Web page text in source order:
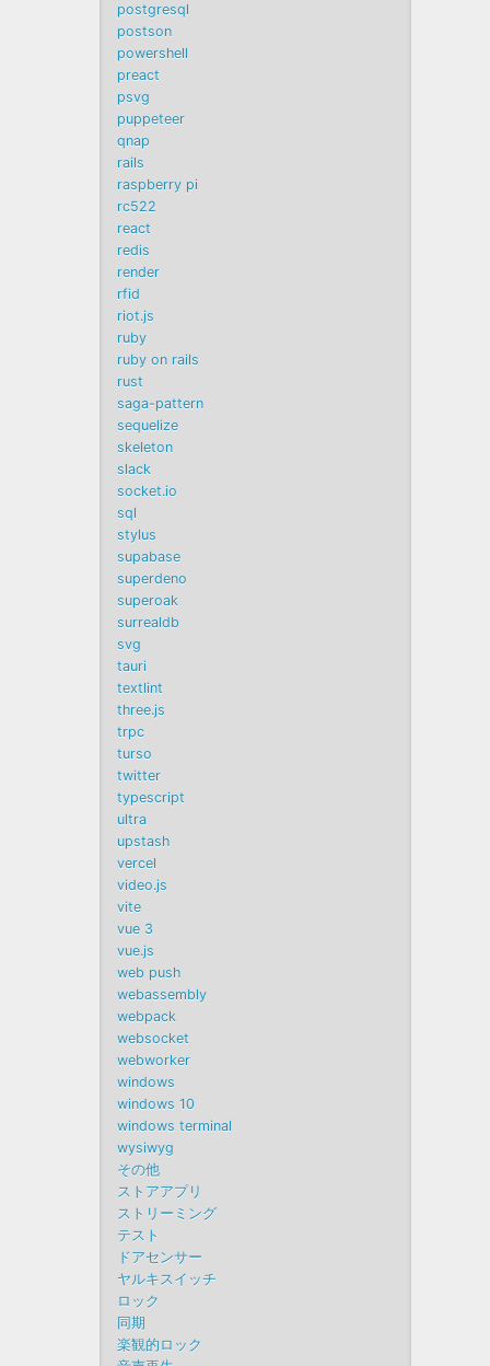
postgresql
postson
powershell
preact
psvg
puppeteer
qnap
rails
raspberry pi
rc522
react
redis
render
rfid
riot.js
ruby
ruby on rails
rust
saga-pattern
sequelize
skeleton
slack
socket.io
sql
stylus
supabase
superdeno
superoak
surrealdb
svg
tauri
textlint
three.js
trpc
turso
twitter
typescript
ultra
upstash
vercel
video.js
vite
vue 3
vue.js
web push
webassembly
webpack
websocket
webworker
windows
windows 10
windows terminal
wysiwyg
その他
ストアアプリ
ストリーミング
テスト
ドアセンサー
ヤルキスイッチ
ロック
同期
楽観的ロック